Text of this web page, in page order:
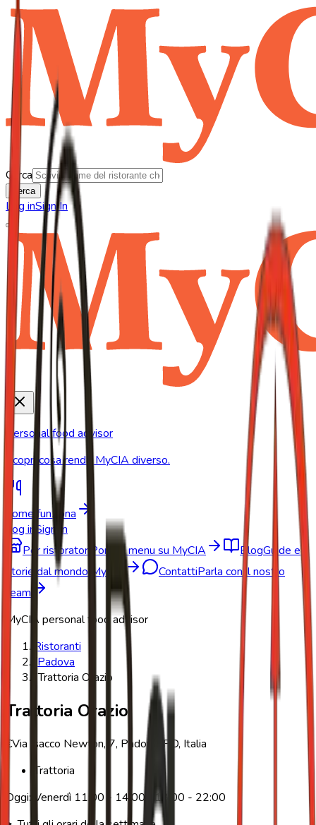
Cerca
Cerca
Log inSign In
Personal food advisor
Scopri cosa rende MyCIA diverso.
Come funziona
Log in Sign In
Per ristoratori Porta il menu su MyCIA BlogGuide e
storie dal mondo MyCIA
ContattiParla con il nostro
team
MyCIA personal food advisor
Ristoranti
/Padova
/Trattoria Orazio
Trattoria Orazio
€Via Isacco Newton, 7, Padova, PD, Italia
Trattoria
Oggi: Venerdì 11:00 - 14:00 / 18:00 - 22:00